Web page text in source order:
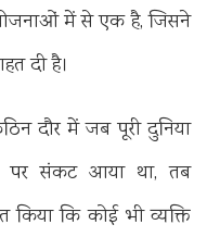
योजनाओं में से एक है, जिसने
दी है।
दौर में जब पूरी दुनिया
पर संकट आया था, तब
किया कि कोई भी व्यक्ति